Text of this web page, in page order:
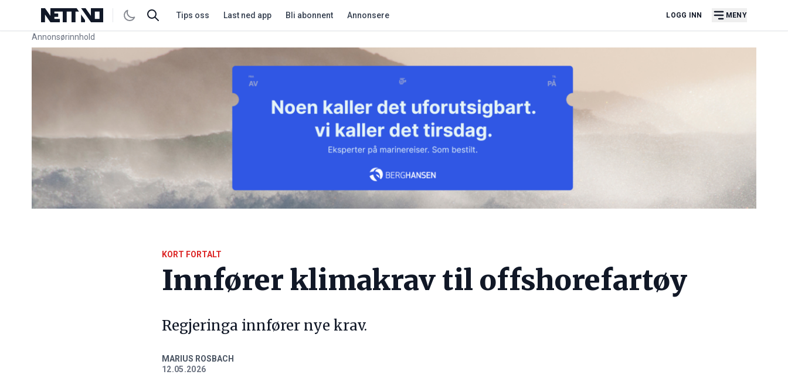
Tips oss Last ned app Bli abonnent Annonsere LOGG INN MENY
Annonsørinnhold
Link for annonse
KORT FORTALT
Innfører klimakrav til offshorefartøy
Regjeringa innfører nye krav.
MARIUS ROSBACH
12.05.2026